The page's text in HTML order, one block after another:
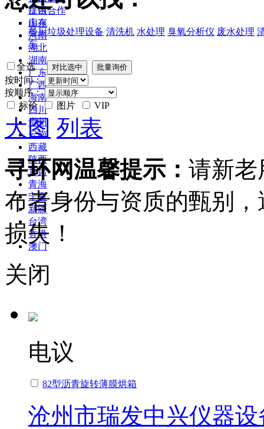
江西
山东
河南
湖北
湖南
广东
广西
海南
四川
贵州
云南
西藏
陕西
甘肃
青海
宁夏
新疆
台湾
香港
澳门
提供合作
库存
餐厨垃圾处理设备 清洗机 水处理 臭氧分析仪 废水处理
车
全选
按时间：
按顺序：
标价
图片 VIP
大图 列表
寻环网温馨提示： 请新老
布者身份与资质的甄别
损失！
关闭
电议
82型沥青旋转薄膜烘箱
沧州市瑞发中兴仪器